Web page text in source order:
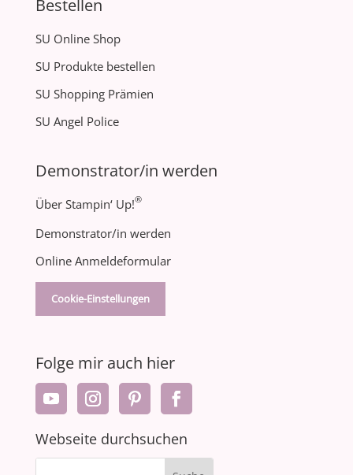
Bestellen
SU Online Shop
SU Produkte bestellen
SU Shopping Prämien
SU Angel Police
Demonstrator/in werden
Über Stampin‘ Up!®
Demonstrator/in werden
Online Anmeldeformular
Cookie-Einstellungen
Folge mir auch hier
Webseite durchsuchen